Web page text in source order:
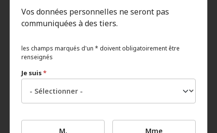
Vos données personnelles ne seront pas
communiquées à des tiers.
les champs marqués d'un * doivent obligatoirement être
renseignés
Je suis*
M. Mme